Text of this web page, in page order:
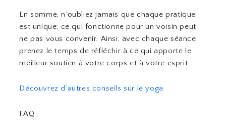
En somme, n’oubliez jamais que chaque pratique
est unique; ce qui fonctionne pour un voisin peut
ne pas vous convenir. Ainsi, avec chaque séance,
prenez le temps de réfléchir à ce qui apporte le
meilleur soutien à votre corps et à votre esprit.
Découvrez d’autres conseils sur le yoga
FAQ